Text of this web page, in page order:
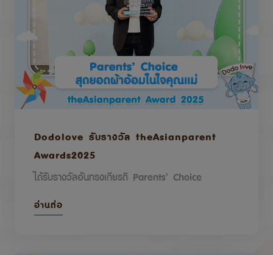
Dodolove รับรางวัล theAsianparent
Awards2025
ได้รับรางวัลอันทรงเกียรติ Parents’ Choice
อ่านต่อ